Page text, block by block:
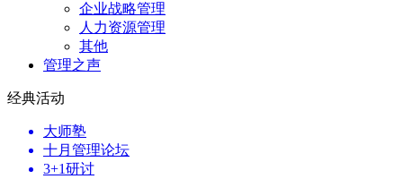
企业战略管理
人力资源管理
其他
管理之声
经典活动
大师塾
十月管理论坛
3+1研讨